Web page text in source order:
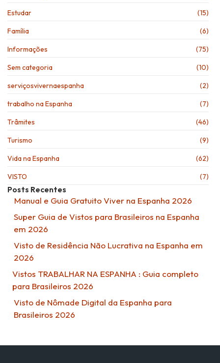
Estudar (15)
Família (6)
Informações (75)
Sem categoria (10)
serviçosvivernaespanha (2)
trabalho na Espanha (7)
Trâmites (46)
Turismo (9)
Vida na Espanha (62)
VISTO (7)
Posts Recentes
Manual e Guia Gratuito Viver na Espanha 2026
Super Guia de Vistos para Brasileiros na Espanha
em 2026
Visto de Residência Não Lucrativa na Espanha em
2026
Vistos TRABALHAR NA ESPANHA : Guia completo
para Brasileiros 2026
Visto de Nômade Digital da Espanha para
Brasileiros 2026